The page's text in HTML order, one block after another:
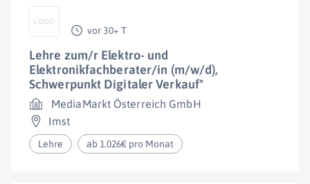
vor 30+ T
Lehre zum/r Elektro- und
Elektronikfachberater/in (m/w/d),
Schwerpunkt Digitaler Verkauf"
MediaMarkt Österreich GmbH
Imst
Lehre ab 1.026€ pro Monat